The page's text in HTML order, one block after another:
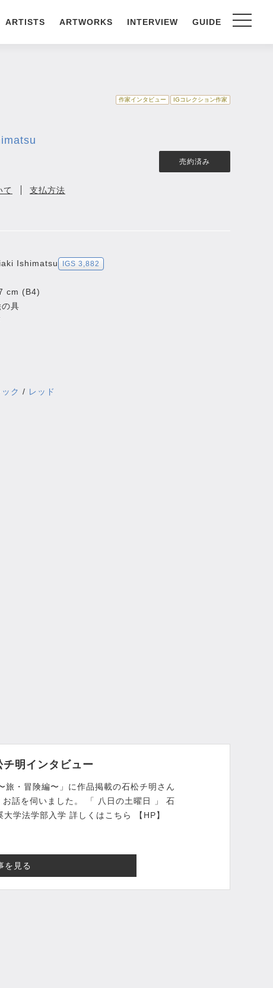
ARTISTS ARTWORKS INTERVIEW GUIDE
作家インタビュー IGコレクション作家
売約済み
て 支払方法
Ishimatsu IGS 3,882
cm (B4)
具
ク / レッド
明インタビュー
・冒険編〜」に作品掲載の石松チ明さん
話を伺いました。 「 八日の土曜日 」 石
学法学部入学 詳しくはこちら 【HP】
を見る